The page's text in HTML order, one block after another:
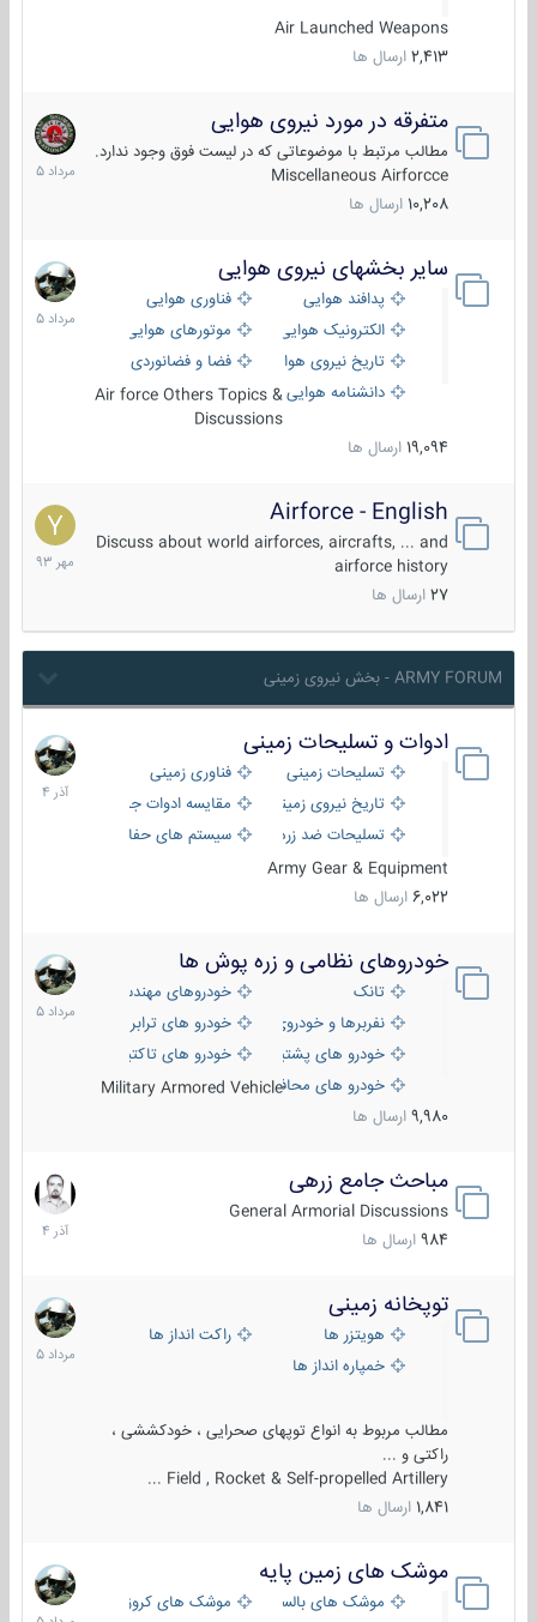
Air Launched Weapons
2,413 ارسال ها
متفرقه در مورد نیروی هوایی
مطالب مرتبط با موضوعاتی که در لیست فوق وجود ندارد.
Miscellaneous Airforcce
10,208 ارسال ها
7
مرداد
1405
سایر بخشهای نیروی هوایی
پدافند هوایی
فناوری هوایی
الکترونیک هوایی
موتورهای هوایی
تاریخ نیروی هوایی
فضا و فضانوردی
دانشنامه هواییAir force Others Topics &
Discussions
19,094 ارسال ها
2
مرداد
1405
Airforce - English
Discuss about world airforces, aircrafts, ... and
airforce history
27 ارسال ها
15
مهر
1393
ARMY FORUM - بخش نیروی زمینی
ادوات و تسلیحات زمینی
تسلیحات زمینی
فناوری زمینی
تاریخ نیروی زمینی
مقایسه ادوات جنگی
تسلیحات ضد زره
سیستم های حفاظت فعال
Army Gear & Equipment
6,022 ارسال ها
21
آذر
1404
خودروهای نظامی و زره پوش ها
تانک
خودروهای مهندسی
نفربرها و خودروی های رزمی پیاده نظام
خودرو های ترابری نظامی
خودرو های پشتیبانی آتش ، شناسایی و ضد تانک
خودرو های تاکتیکی نظامی
خودرو های محافظت شدهMilitary Armored Vehicle
9,980 ارسال ها
2
مرداد
1405
مباحث جامع زرهی
General Armorial Discussions
984 ارسال ها
7
آذر
1404
توپخانه زمینی
هویتزر ها
راکت انداز ها
خمپاره انداز ها
مطالب مربوط به انواع توپهای صحرایی ، خودکششی ،
راکتی و ...
Field , Rocket & Self-propelled Artillery ...
1,841 ارسال ها
9
مرداد
1405
موشک های زمین پایه
موشک های بالستیک موشک های کروز
2
مرداد